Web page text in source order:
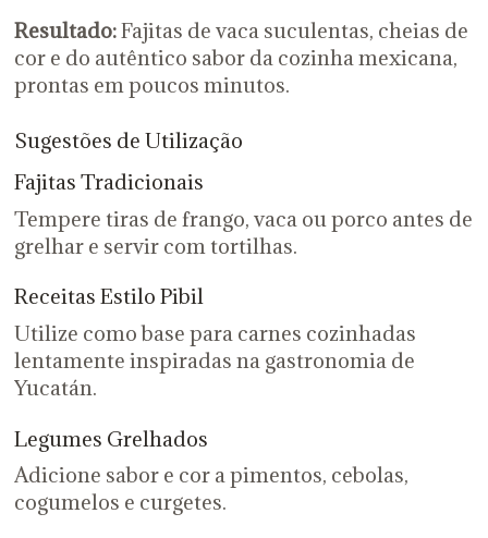
Resultado:Fajitas de vaca suculentas, cheias de
cor e do autêntico sabor da cozinha mexicana,
prontas em poucos minutos.
Sugestões de Utilização
Fajitas Tradicionais
Tempere tiras de frango, vaca ou porco antes de
grelhar e servir com tortilhas.
Receitas Estilo Pibil
Utilize como base para carnes cozinhadas
lentamente inspiradas na gastronomia de
Yucatán.
Legumes Grelhados
Adicione sabor e cor a pimentos, cebolas,
cogumelos e curgetes.